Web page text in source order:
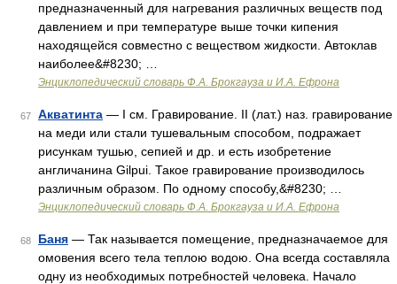
предназначенный для нагревания различных веществ под
давлением и при температуре выше точки кипения
находящейся совместно с веществом жидкости. Автоклав
наиболее&#8230; …
Энциклопедический словарь Ф.А. Брокгауза и И.А. Ефрона
67 Акватинта — I см. Гравирование. II (лат.) наз. гравирование
на меди или стали тушевальным способом, подражает
рисункам тушью, сепией и др. и есть изобретение
англичанина Gilpui. Такое гравирование производилось
различным образом. По одному способу,&#8230; …
Энциклопедический словарь Ф.А. Брокгауза и И.А. Ефрона
68 Баня — Так называется помещение, предназначаемое для
омовения всего тела теплою водою. Она всегда составляла
одну из необходимых потребностей человека. Начало